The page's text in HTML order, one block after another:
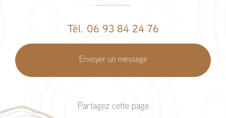
Tél. 06 93 84 24 76
Envoyer un message
Partagez cette page